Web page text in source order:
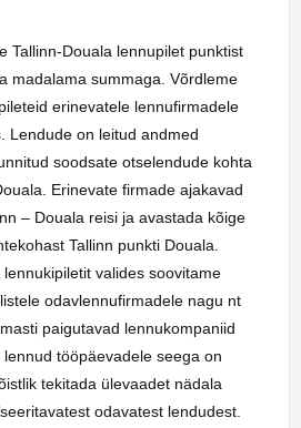
Tallinn-Douala lennupilet punktist
madalama summaga. Võrdleme
erinevatele lennufirmadele
Lendude on leitud andmed
soodsate otselendude kohta
Erinevate firmade ajakavad
– Douala reisi ja avastada kõige
Tallinn punkti Douala.
valides soovitame
odavlennufirmadele nagu nt
paigutavad lennukompaniid
tööpäevadele seega on
tekitada ülevaadet nädala
odavatest lendudest.